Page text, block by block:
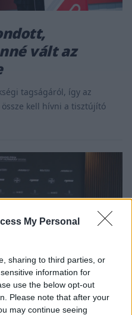
My Personal
sharing to third parties, or
information for
use the below opt-out
Please note that after your
may continue seeing
vált az
tagságáról, így az
kell hívni a tisztújító